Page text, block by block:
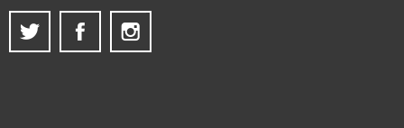
Twitter
Facebook